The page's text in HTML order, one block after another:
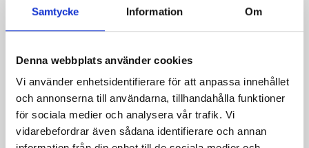
Samtycke Information Om
Denna webbplats använder cookies
Vi använder enhetsidentifierare för att anpassa innehållet
och annonserna till användarna, tillhandahålla funktioner
för sociala medier och analysera vår trafik. Vi
vidarebefordrar även sådana identifierare och annan
Produkter i receptet: